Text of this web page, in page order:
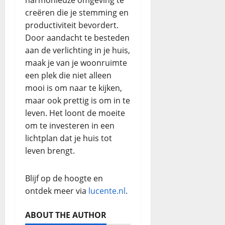
creëren die je stemming en
productiviteit bevordert.
Door aandacht te besteden
aan de verlichting in je huis,
maak je van je woonruimte
een plek die niet alleen
mooi is om naar te kijken,
maar ook prettig is om in te
leven. Het loont de moeite
om te investeren in een
lichtplan dat je huis tot
leven brengt.
Blijf op de hoogte en
ontdek meer via lucente.nl.
ABOUT THE AUTHOR